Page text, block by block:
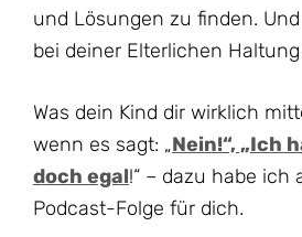
und Lösungen zu finden.
bei deiner Elterlichen
Was dein Kind dir wirklich
wenn es sagt: „Nein!“, „Ich
doch egal!“ – dazu habe ich
Podcast-Folge für dich.